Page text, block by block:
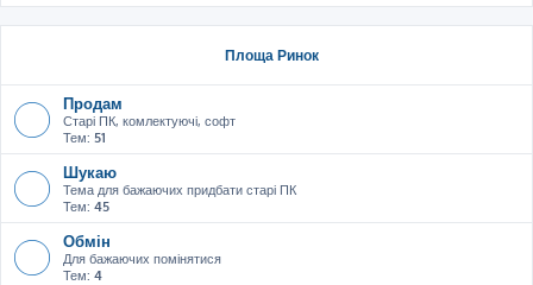
Площа Ринок
Продам
Старі ПК, комлектуючі, софт
Тем: 51
Шукаю
Тема для бажаючих придбати старі ПК
Тем: 45
Обмін
Для бажаючих помінятися
Тем: 4